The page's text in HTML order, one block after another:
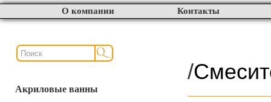
О компании Контакты
Акриловые ванны
/